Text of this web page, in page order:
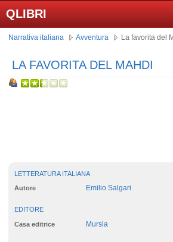
QLIBRI
Narrativa italiana Avventura La favorita del
LA FAVORITA DEL MAHDI
LETTERATURA ITALIANA
Autore Emilio Salgari
EDITORE
Casa editrice Mursia